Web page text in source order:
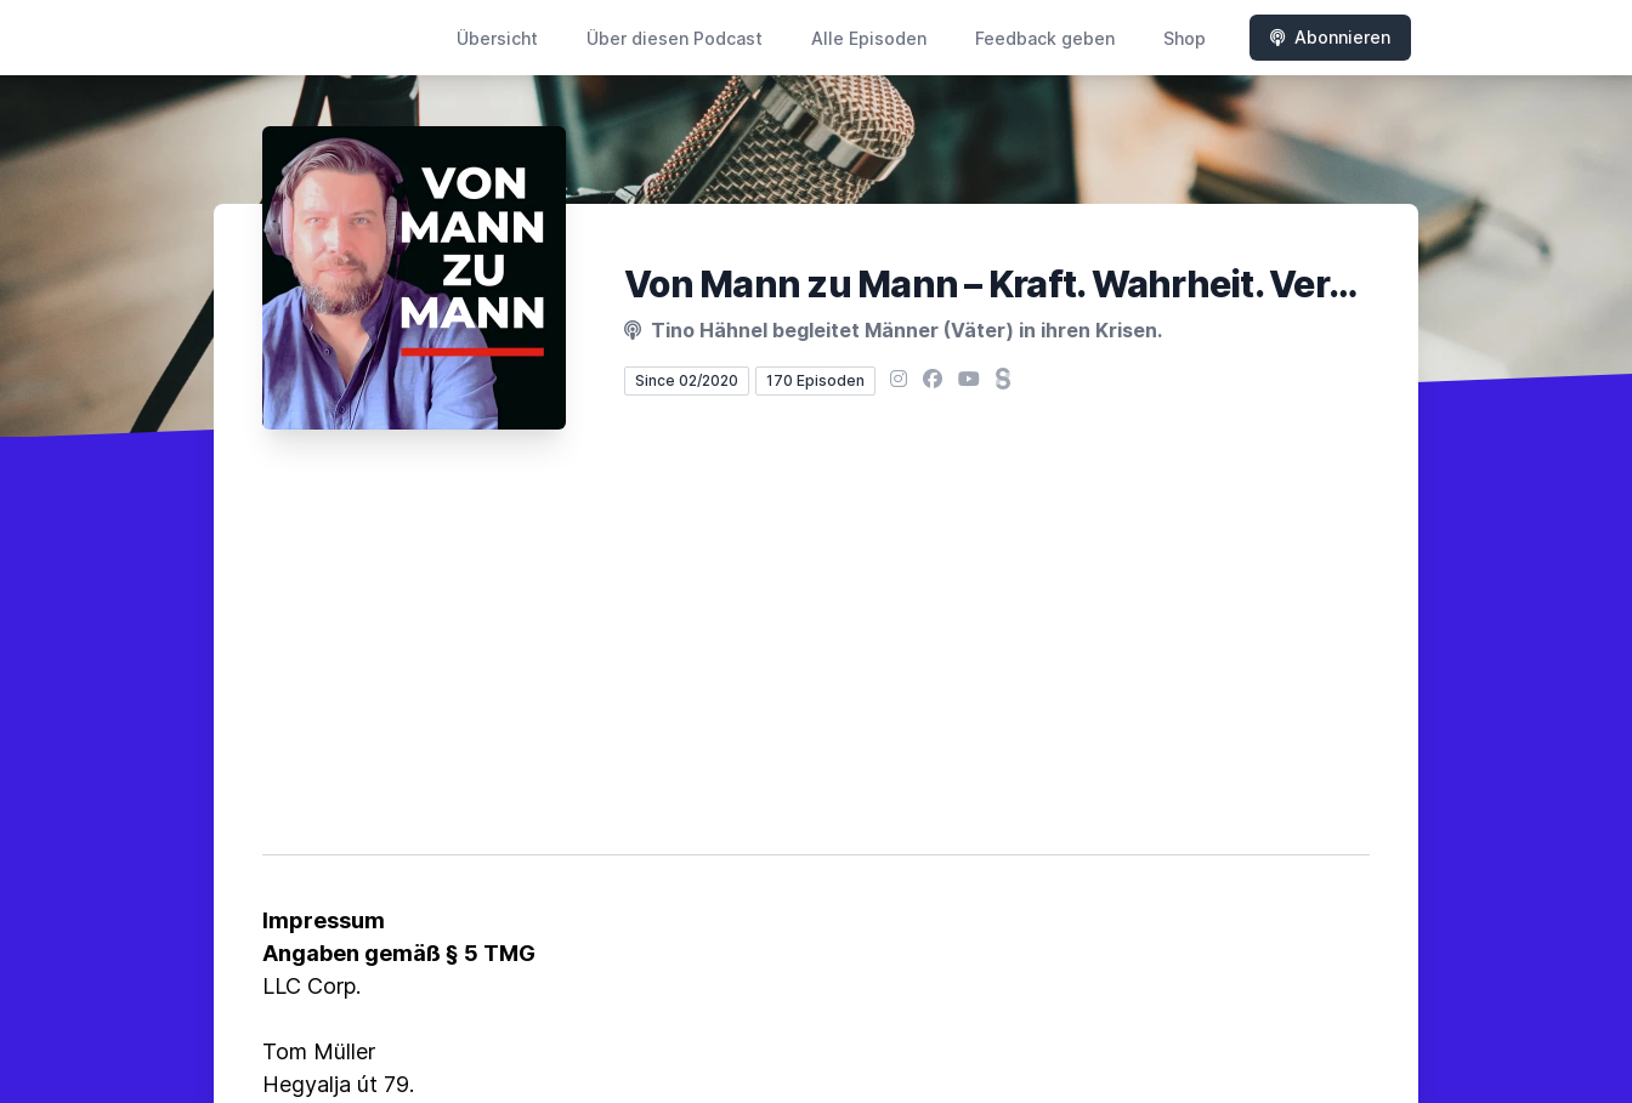
Übersicht Über diesen Podcast Alle Episoden Feedback geben Shop Abonnieren
Von Mann zu Mann – Kraft. Wahrheit. Verantwortung.
Tino Hähnel begleitet Männer (Väter) in ihren Krisen.
Since 02/2020 170 Episoden Instagram
Facebook
YouTubeSteady
Impressum
Angaben gemäß § 5 TMG
LLC Corp.
Tom Müller
Hegyalja út 79.